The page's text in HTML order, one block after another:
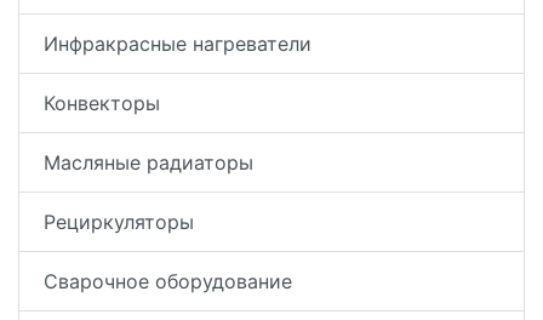
Инфракрасные нагреватели
Конвекторы
Масляные радиаторы
Рециркуляторы
Сварочное оборудование